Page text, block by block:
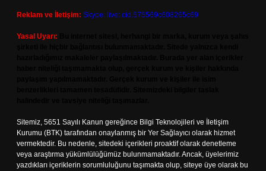
Reklam ve İletişim: Skype: live:.cid.575569c608265c69
Yasal Uyarı:
Sitemiz, 5651 Sayılı Kanun gereğince Bilgi Teknolojileri ve İletişim
Kurumu (BTK) tarafından onaylanmış bir Yer Sağlayıcı olarak hizmet
vermektedir. Bu nedenle, sitedeki içerikleri proaktif olarak denetleme
veya araştırma yükümlülüğümüz bulunmamaktadır. Ancak, üyelerimiz
yazdıkları içeriklerin sorumluluğunu taşımakta olup, siteye üye olarak bu